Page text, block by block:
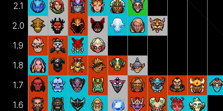
2.1
2.0
1.9
1.8
1.7
1.6